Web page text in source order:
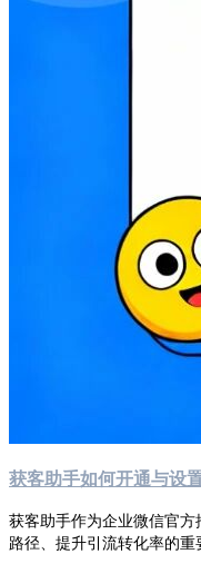
获客助手如何开通与设
获客助手作为企业微信官
路径、提升引流转化率的重